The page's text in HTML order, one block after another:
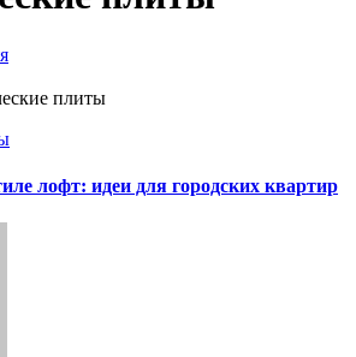
плиты
лофт: идеи для городских квартир